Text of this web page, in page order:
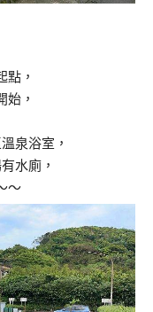
點，
始，
泉浴室，
水廁，
～